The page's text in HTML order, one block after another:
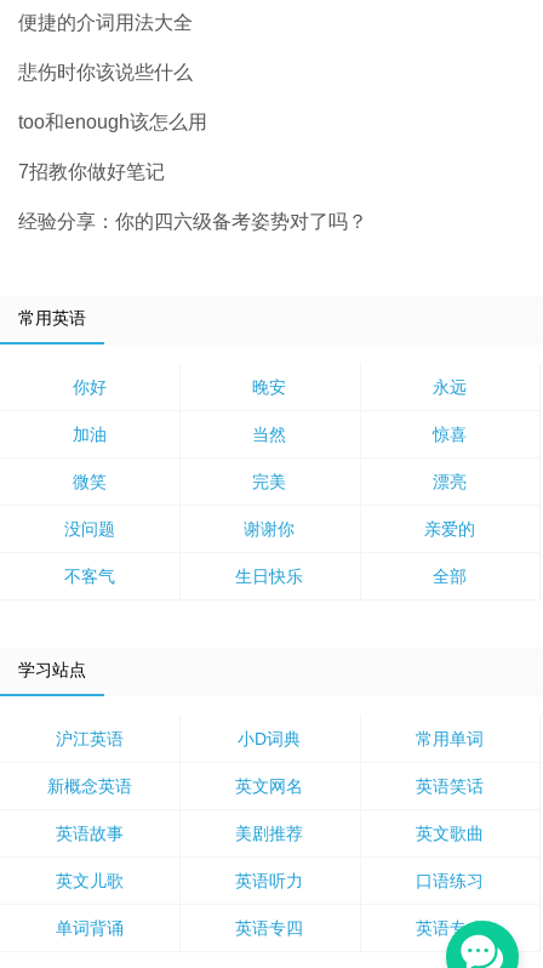
便捷的介词用法大全
悲伤时你该说些什么
too和enough该怎么用
7招教你做好笔记
经验分享：你的四六级备考姿势对了吗？
常用英语
你好 晚安 永远
加油 当然 惊喜
微笑 完美 漂亮
没问题 谢谢你 亲爱的
不客气 生日快乐 全部
学习站点
沪江英语 小D词典 常用单词
新概念英语 英文网名 英语笑话
英语故事 美剧推荐 英文歌曲
英文儿歌 英语听力 口语练习
单词背诵 英语专四 英语专八